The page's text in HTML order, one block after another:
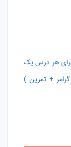
است؛ که برای هر درس یک
+ تمرین )